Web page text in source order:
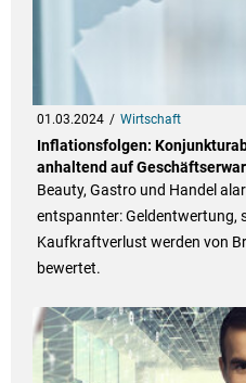
01.03.2024 Wirtschaft
Inflationsfolgen:
anhaltend auf
Beauty, Gastro und Handel
entspannter: Geldentwertung,
Kaufkraftverlust werden von
bewertet.